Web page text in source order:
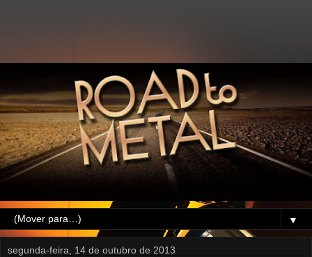
▼
segunda-feira, 14 de outubro de 2013